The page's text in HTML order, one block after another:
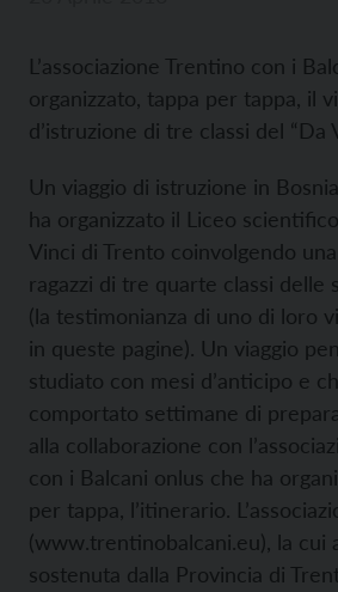
L’associazione Trentino con i
organizzato, tappa per tappa, il
d’istruzione di tre classi del “Da
Un viaggio di istruzione in
ha organizzato il Liceo
Vinci di Trento coinvolgendo
ragazzi di tre quarte classi delle
(la testimonianza di uno di loro
in queste pagine). Un viaggio
studiato con mesi d’anticipo e
comportato settimane di
alla collaborazione con
con i Balcani onlus che ha
per tappa, l’itinerario.
(www.trentinobalcani.eu), la cui
sostenuta dalla Provincia di